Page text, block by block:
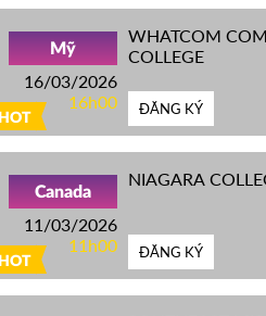
HOT
Mỹ
16/03/2026
16h00
WHATCOM
COLLEGE
ĐĂNG KÝ
HOT
Canada
11/03/2026
11h00
NIAGARA
ĐĂNG KÝ